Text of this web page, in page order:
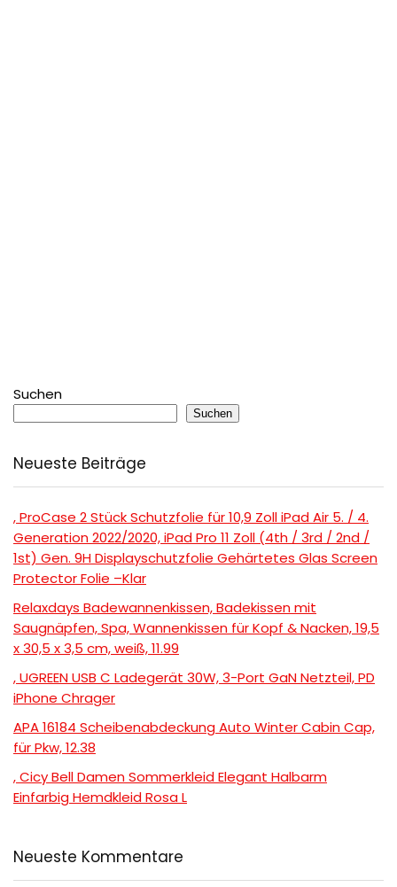
Suchen
Suchen
Neueste Beiträge
, ProCase 2 Stück Schutzfolie für 10,9 Zoll iPad Air 5. / 4.
Generation 2022/2020, iPad Pro 11 Zoll (4th / 3rd / 2nd /
1st) Gen. 9H Displayschutzfolie Gehärtetes Glas Screen
Protector Folie –Klar
Relaxdays Badewannenkissen, Badekissen mit
Saugnäpfen, Spa, Wannenkissen für Kopf & Nacken, 19,5
x 30,5 x 3,5 cm, weiß, 11.99
, UGREEN USB C Ladegerät 30W, 3-Port GaN Netzteil, PD
iPhone Chrager
APA 16184 Scheibenabdeckung Auto Winter Cabin Cap,
für Pkw, 12.38
, Cicy Bell Damen Sommerkleid Elegant Halbarm
Einfarbig Hemdkleid Rosa L
Neueste Kommentare